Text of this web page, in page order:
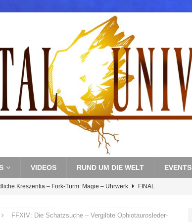
VIDEOS RUND UM DIE WELT EVENTS
Kreszentia – Fork-Turm: Magie – Uhrwerk FINAL
Kreszentia – Fork-Turm: Magie – Boss 3: Nekrophobia
FFXIV: Die Schatzsuche – Vergilbte Ophiotaurosleder-